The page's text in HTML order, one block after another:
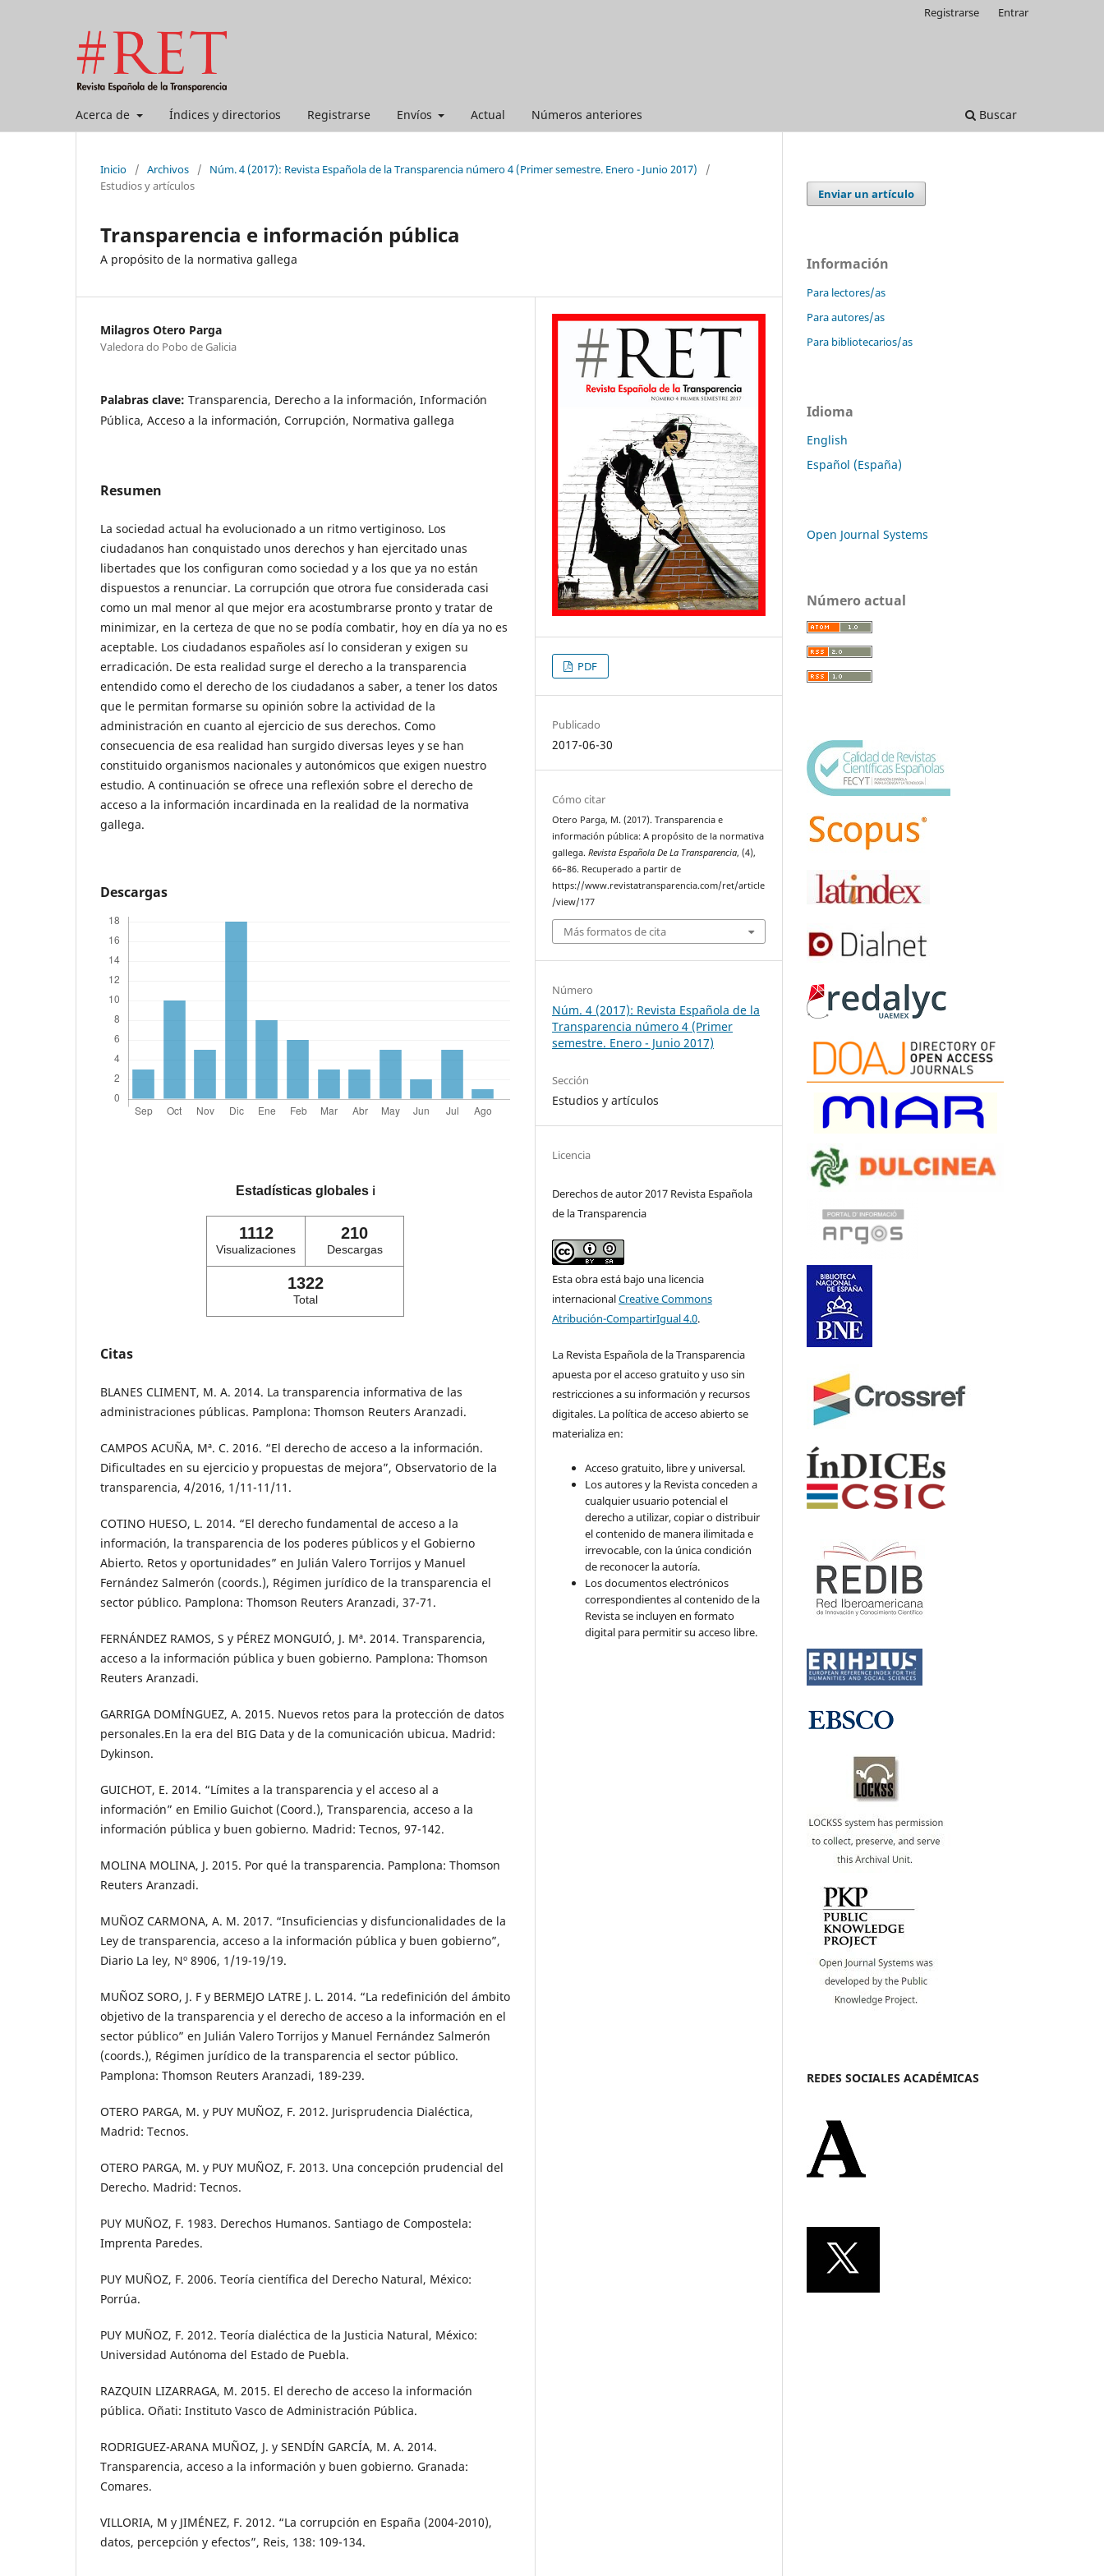
Acerca de Índices y directorios Registrarse Envíos Actual Números anteriores Buscar
Registrarse Entrar
Inicio / Archivos / Núm. 4 (2017): Revista Española de la Transparencia número 4 (Primer semestre. Enero - Junio 2017)
/
Estudios y artículos
Transparencia e información pública
A propósito de la normativa gallega
Milagros Otero Parga
Valedora do Pobo de Galicia
Palabras clave: Transparencia, Derecho a la información, Información
Pública, Acceso a la información, Corrupción, Normativa gallega
Resumen
La sociedad actual ha evolucionado a un ritmo vertiginoso. Los
ciudadanos han conquistado unos derechos y han ejercitado unas
libertades que los configuran como sociedad y a los que ya no están
dispuestos a renunciar. La corrupción que otrora fue considerada casi
como un mal menor al que mejor era acostumbrarse pronto y tratar de
minimizar, en la certeza de que no se podía combatir, hoy en día ya no es
aceptable. Los ciudadanos españoles así lo consideran y exigen su
erradicación. De esta realidad surge el derecho a la transparencia
entendido como el derecho de los ciudadanos a saber, a tener los datos
que le permitan formarse su opinión sobre la actividad de la
administración en cuanto al ejercicio de sus derechos. Como
consecuencia de esa realidad han surgido diversas leyes y se han
constituido organismos nacionales y autonómicos que exigen nuestro
estudio. A continuación se ofrece una reflexión sobre el derecho de
acceso a la información incardinada en la realidad de la normativa
gallega.
Descargas
Estadísticas globales ℹ️
1112
Visualizaciones
210
Descargas
1322
Total
Citas
BLANES CLIMENT, M. A. 2014. La transparencia informativa de las
administraciones públicas. Pamplona: Thomson Reuters Aranzadi.
CAMPOS ACUÑA, Mª. C. 2016. “El derecho de acceso a la información.
Dificultades en su ejercicio y propuestas de mejora”, Observatorio de la
transparencia, 4/2016, 1/11-11/11.
COTINO HUESO, L. 2014. “El derecho fundamental de acceso a la
información, la transparencia de los poderes públicos y el Gobierno
Abierto. Retos y oportunidades” en Julián Valero Torrijos y Manuel
Fernández Salmerón (coords.), Régimen jurídico de la transparencia el
sector público. Pamplona: Thomson Reuters Aranzadi, 37-71.
FERNÁNDEZ RAMOS, S y PÉREZ MONGUIÓ, J. Mª. 2014. Transparencia,
acceso a la información pública y buen gobierno. Pamplona: Thomson
Reuters Aranzadi.
GARRIGA DOMÍNGUEZ, A. 2015. Nuevos retos para la protección de datos
personales.En la era del BIG Data y de la comunicación ubicua. Madrid:
Dykinson.
GUICHOT, E. 2014. “Límites a la transparencia y el acceso al a
información” en Emilio Guichot (Coord.), Transparencia, acceso a la
información pública y buen gobierno. Madrid: Tecnos, 97-142.
MOLINA MOLINA, J. 2015. Por qué la transparencia. Pamplona: Thomson
Reuters Aranzadi.
MUÑOZ CARMONA, A. M. 2017. “Insuficiencias y disfuncionalidades de la
Ley de transparencia, acceso a la información pública y buen gobierno”,
Diario La ley, Nº 8906, 1/19-19/19.
MUÑOZ SORO, J. F y BERMEJO LATRE J. L. 2014. “La redefinición del ámbito
objetivo de la transparencia y el derecho de acceso a la información en el
sector público” en Julián Valero Torrijos y Manuel Fernández Salmerón
(coords.), Régimen jurídico de la transparencia el sector público.
Pamplona: Thomson Reuters Aranzadi, 189-239.
OTERO PARGA, M. y PUY MUÑOZ, F. 2012. Jurisprudencia Dialéctica,
Madrid: Tecnos.
OTERO PARGA, M. y PUY MUÑOZ, F. 2013. Una concepción prudencial del
Derecho. Madrid: Tecnos.
PUY MUÑOZ, F. 1983. Derechos Humanos. Santiago de Compostela:
Imprenta Paredes.
PUY MUÑOZ, F. 2006. Teoría científica del Derecho Natural, México:
Porrúa.
PUY MUÑOZ, F. 2012. Teoría dialéctica de la Justicia Natural, México:
Universidad Autónoma del Estado de Puebla.
RAZQUIN LIZARRAGA, M. 2015. El derecho de acceso la información
pública. Oñati: Instituto Vasco de Administración Pública.
RODRIGUEZ-ARANA MUÑOZ, J. y SENDÍN GARCÍA, M. A. 2014.
Transparencia, acceso a la información y buen gobierno. Granada:
Comares.
VILLORIA, M y JIMÉNEZ, F. 2012. “La corrupción en España (2004-2010),
datos, percepción y efectos”, Reis, 138: 109-134.
PDF
Publicado
2017-06-30
Cómo citar
Otero Parga, M. (2017). Transparencia e
información pública: A propósito de la normativa
gallega.Revista Española De La Transparencia, (4),
66–86. Recuperado a partir de
https://www.revistatransparencia.com/ret/article
/view/177
Más formatos de cita
Número
Núm. 4 (2017): Revista Española de la
Transparencia número 4 (Primer
semestre. Enero - Junio 2017)
Sección
Estudios y artículos
Licencia
Derechos de autor 2017 Revista Española
de la Transparencia
Esta obra está bajo una licencia
internacionalCreative Commons
Atribución-CompartirIgual 4.0.
La Revista Española de la Transparencia
apuesta por el acceso gratuito y uso sin
restricciones a su información y recursos
digitales. La política de acceso abierto se
materializa en:
Acceso gratuito, libre y universal.
Los autores y la Revista conceden a
cualquier usuario potencial el
derecho a utilizar, copiar o distribuir
el contenido de manera ilimitada e
irrevocable, con la única condición
de reconocer la autoría.
Los documentos electrónicos
correspondientes al contenido de la
Revista se incluyen en formato
digital para permitir su acceso libre.
Enviar un artículo
Información
Para lectores/as
Para autores/as
Para bibliotecarios/as
Idioma
English
Español (España)
Open Journal Systems
Número actual
REDES SOCIALES ACADÉMICAS